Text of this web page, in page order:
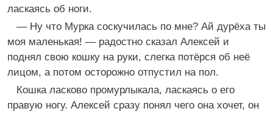
ласкаясь об ноги.
— Ну что Мурка соскучилась по мне? Ай дурёха ты
моя маленькая! — радостно сказал Алексей и
поднял свою кошку на руки, слегка потёрся об неё
лицом, а потом осторожно отпустил на пол.
Кошка ласково промурлыкала, ласкаясь о его
правую ногу. Алексей сразу понял чего она хочет, он